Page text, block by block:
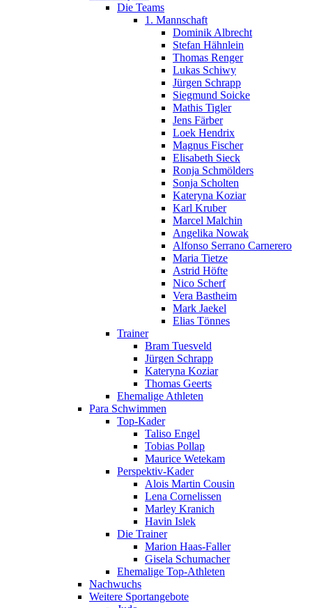
Die Teams
1. Mannschaft
Dominik Albrecht
Stefan Hähnlein
Thomas Renger
Lukas Schiwy
Jürgen Schrapp
Siegmund Soicke
Mathis Tigler
Jens Färber
Loek Hendrix
Magnus Fischer
Elisabeth Sieck
Ronja Schmölders
Sonja Scholten
Kateryna Koziar
Karl Kruber
Marcel Malchin
Angelika Nowak
Alfonso Serrano Carnerero
Maria Tietze
Astrid Höfte
Nico Scherf
Vera Bastheim
Mark Jaekel
Elias Tönnes
Trainer
Bram Tuesveld
Jürgen Schrapp
Kateryna Koziar
Thomas Geerts
Ehemalige Athleten
Para Schwimmen
Top-Kader
Taliso Engel
Tobias Pollap
Maurice Wetekam
Perspektiv-Kader
Alois Martin Cousin
Lena Cornelissen
Marley Kranich
Havin Islek
Die Trainer
Marion Haas-Faller
Gisela Schumacher
Ehemalige Top-Athleten
Nachwuchs
Weitere Sportangebote